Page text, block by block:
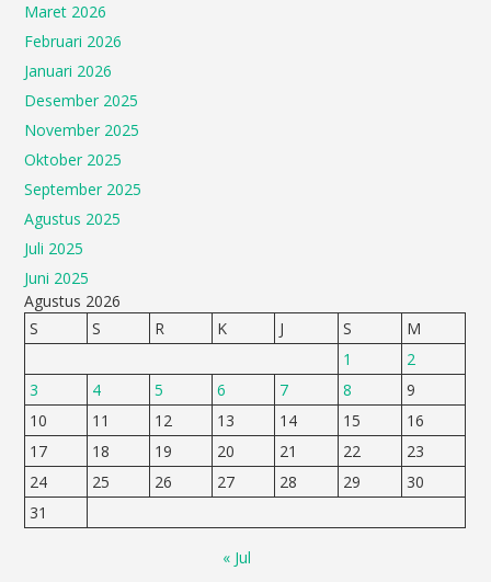
Maret 2026
Februari 2026
Januari 2026
Desember 2025
November 2025
Oktober 2025
September 2025
Agustus 2025
Juli 2025
Juni 2025
Agustus 2026
S
S R K J S
M
1
2
3
4 5 6 7 8
9
10
11 12 13 14 15
16
17
18 19 20 21 22
23
24
25 26 27 28 29
30
31
« Jul